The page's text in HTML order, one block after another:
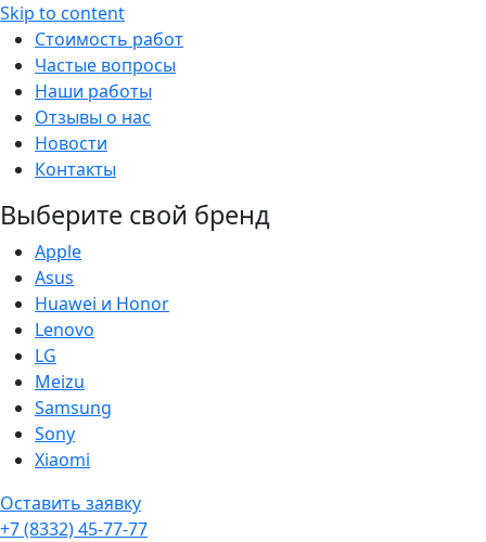
Skip to content
Стоимость работ
Частые вопросы
Наши работы
Отзывы о нас
Новости
Контакты
Выберите свой бренд
Apple
Asus
Huawei и Honor
Lenovo
LG
Meizu
Samsung
Sony
Xiaomi
Оставить заявку
+7 (8332) 45-77-77